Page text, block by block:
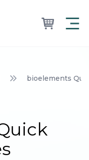
bioelements